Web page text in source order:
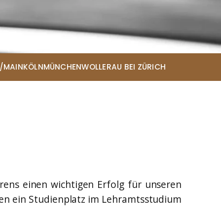
MAINKÖLNMÜNCHENWOLLERAU BEI ZÜRICH
einen wichtigen Erfolg für unseren
ein Studienplatz im Lehramtsstudium